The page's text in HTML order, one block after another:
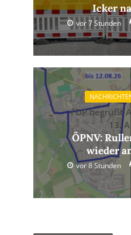
Icker
vor 7 Stunden
FDP begrüßt
13.
ÖPNV:
wieder
vor 8 Stunden